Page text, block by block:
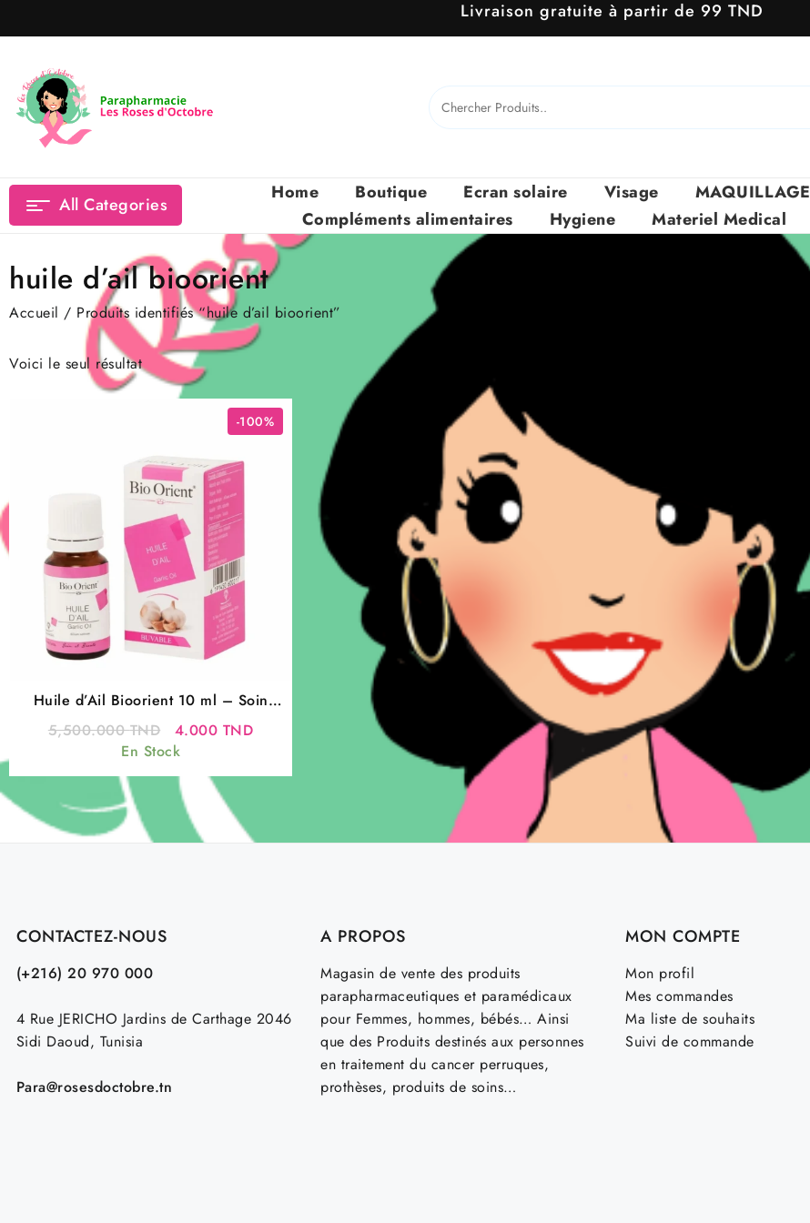
to
Livraison gratuite à partir de 99 TND
All Categories
Home Boutique Ecran solaire Visage MAQUILLAGE
Compléments alimentaires
Hygiene Materiel Medical
huile d’ail bioorient
Accueil / Produits identifiés “huile d’ail bioorient”
Voici le seul résultat
-100%
Huile d’Ail Bioorient 10 ml – Soin
Fortifiant Naturel
5,500.000TND
Le
prix
initial
était :
5,500.000 TND.
4.000 TNDLe
actuel
En Stock
CONTACTEZ-NOUS
(+216) 20 970 000
4 Rue JERICHO Jardins de Carthage 2046
Sidi Daoud, Tunisia
Para@rosesdoctobre.tn
A PROPOS
Magasin de vente des produits
parapharmaceutiques et paramédicaux
pour Femmes, hommes, bébés… Ainsi
que des Produits destinés aux personnes
en traitement du cancer perruques,
prothèses, produits de soins…
MON COMPTE
Mon profil
Mes commandes
Ma liste de souhaits
Suivi de commande